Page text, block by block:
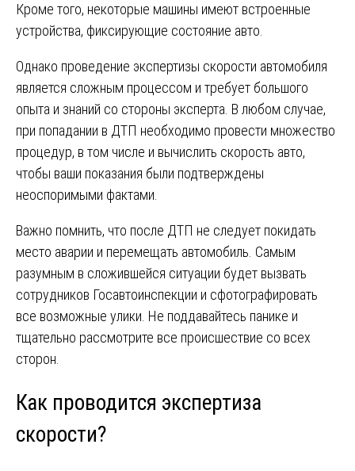
Кроме того, некоторые машины имеют встроенные
устройства, фиксирующие состояние авто.
Однако проведение экспертизы скорости автомобиля
является сложным процессом и требует большого
опыта и знаний со стороны эксперта. В любом случае,
при попадании в ДТП необходимо провести множество
процедур, в том числе и вычислить скорость авто,
чтобы ваши показания были подтверждены
неоспоримыми фактами.
Важно помнить, что после ДТП не следует покидать
место аварии и перемещать автомобиль. Самым
разумным в сложившейся ситуации будет вызвать
сотрудников Госавтоинспекции и сфотографировать
все возможные улики. Не поддавайтесь панике и
тщательно рассмотрите все происшествие со всех
сторон.
Как проводится экспертиза
скорости?